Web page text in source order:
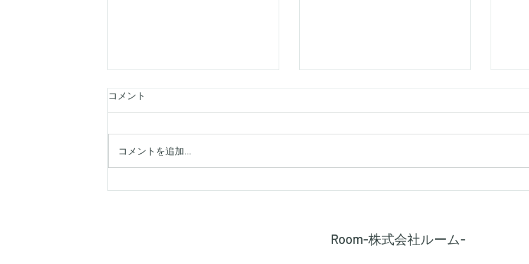
コメント
コメントを追加…
Room-株式会社ルーム-